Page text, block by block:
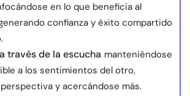
en lo que beneficia al
confianza y éxito compartido
través de la escucha manteniéndose
a los sentimientos del otro,
y acercándose más.